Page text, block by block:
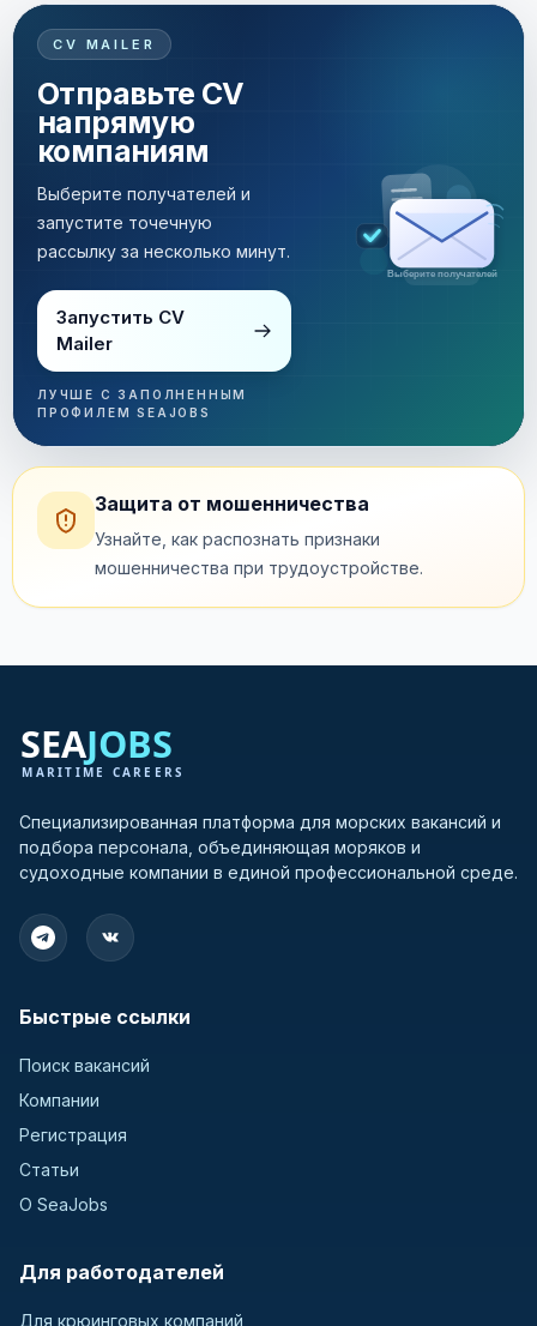
CV MAILER
Отправьте CV
напрямую
компаниям
Выберите получателей и
запустите точечную
рассылку за несколько минут.
Запустить CV
Mailer
ЛУЧШЕ С ЗАПОЛНЕННЫМ
ПРОФИЛЕМ SEAJOBS
Рассылка за несколько минут
Защита от мошенничества
Узнайте, как распознать признаки
мошенничества при трудоустройстве.
Специализированная платформа для морских вакансий и
подбора персонала, объединяющая моряков и
судоходные компании в единой профессиональной среде.
Быстрые ссылки
Поиск вакансий
Компании
Регистрация
Статьи
О SeaJobs
Для работодателей
Для крюинговых компаний